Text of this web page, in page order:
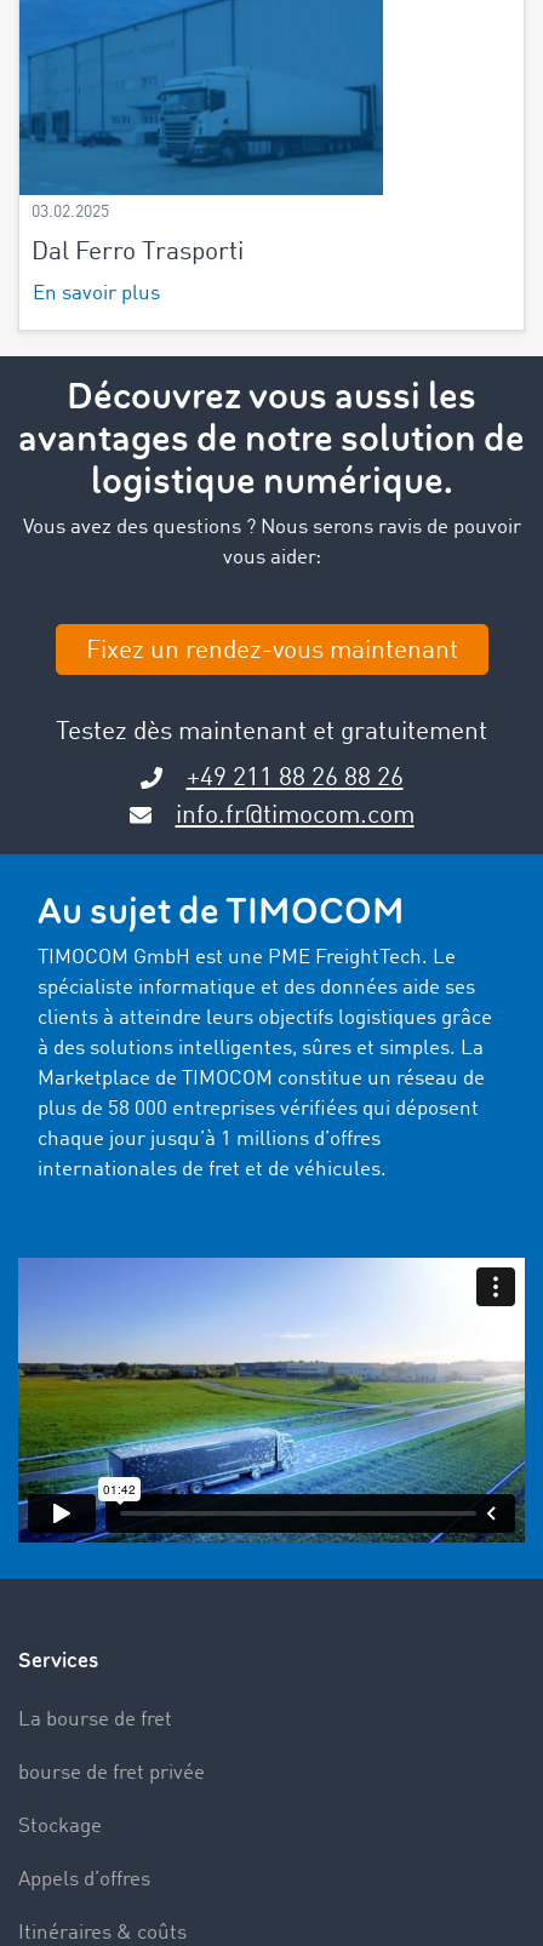
03.02.2025
Dal Ferro Trasporti
En savoir plus
Découvrez vous aussi les
avantages de notre solution de
logistique numérique.
Vous avez des questions ? Nous serons ravis de pouvoir
vous aider:
Fixez un rendez-vous maintenant
Testez dès maintenant et gratuitement
+49 211 88 26 88 26
info.fr@timocom.com
Au sujet de TIMOCOM
TIMOCOM GmbH est une PME FreightTech. Le
spécialiste informatique et des données aide ses
clients à atteindre leurs objectifs logistiques grâce
à des solutions intelligentes, sûres et simples. La
Marketplace de TIMOCOM constitue un réseau de
plus de 58 000 entreprises vérifiées qui déposent
chaque jour jusqu’à 1 millions d’offres
internationales de fret et de véhicules.
Services
La bourse de fret
bourse de fret privée
Stockage
Appels d’offres
Itinéraires & coûts